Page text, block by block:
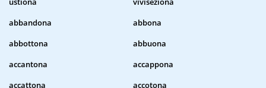
abbandona
abbona
abbottona
abbuona
accantona
accappona
accattona
accotona